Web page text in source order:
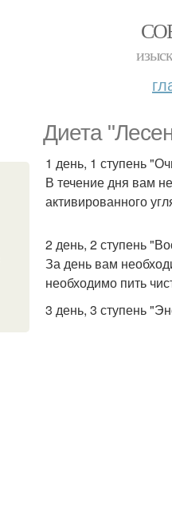
Диета
1 день, 1 ступень
В течение дня вам
активированного
2 день, 2 ступень
За день вам
необходимо пить
3 день, 3 ступень